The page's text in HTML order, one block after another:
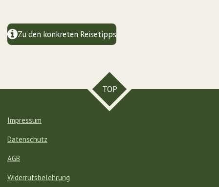
Zu den konkreten Reisetipps
TOP
Impressum
Datenschutz
AGB
Widerrufsbelehrung